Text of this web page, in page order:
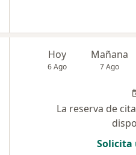
Hoy
6 Ago
Mañana
7 Ago
La reserva de
Solicita